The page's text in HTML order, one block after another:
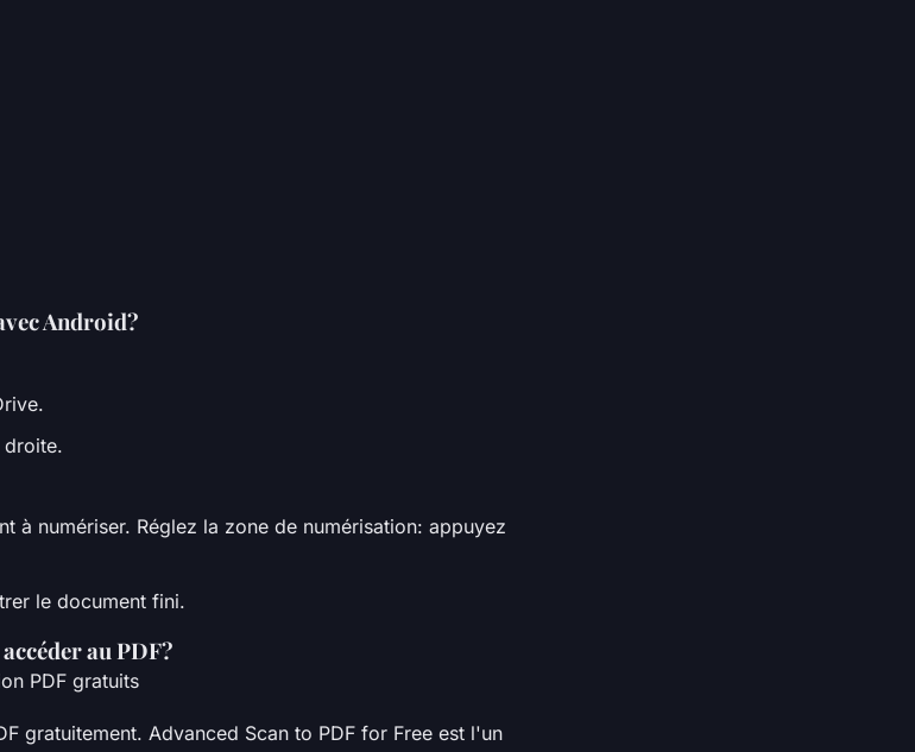
Android?
droite.
à numériser. Réglez la zone de numérisation: appuyez
le document fini.
au PDF?
PDF gratuits
gratuitement. Advanced Scan to PDF for Free est l'un